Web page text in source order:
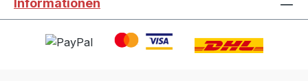
Informationen